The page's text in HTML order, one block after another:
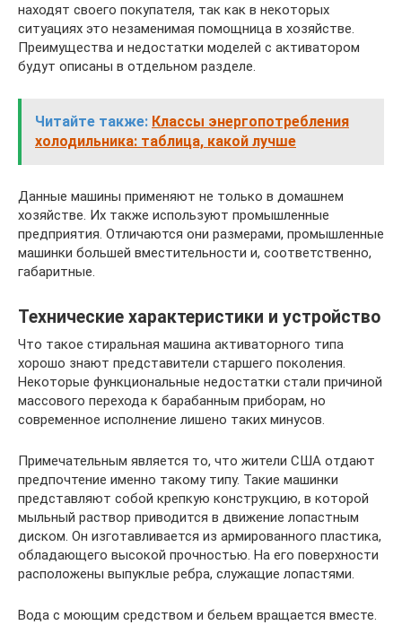
находят своего покупателя, так как в некоторых
ситуациях это незаменимая помощница в хозяйстве.
Преимущества и недостатки моделей с активатором
будут описаны в отдельном разделе.
Читайте также: Классы энергопотребления
холодильника: таблица, какой лучше
Данные машины применяют не только в домашнем
хозяйстве. Их также используют промышленные
предприятия. Отличаются они размерами, промышленные
машинки большей вместительности и, соответственно,
габаритные.
Технические характеристики и устройство
Что такое стиральная машина активаторного типа
хорошо знают представители старшего поколения.
Некоторые функциональные недостатки стали причиной
массового перехода к барабанным приборам, но
современное исполнение лишено таких минусов.
Примечательным является то, что жители США отдают
предпочтение именно такому типу. Такие машинки
представляют собой крепкую конструкцию, в которой
мыльный раствор приводится в движение лопастным
диском. Он изготавливается из армированного пластика,
обладающего высокой прочностью. На его поверхности
расположены выпуклые ребра, служащие лопастями.
Вода с моющим средством и бельем вращается вместе.